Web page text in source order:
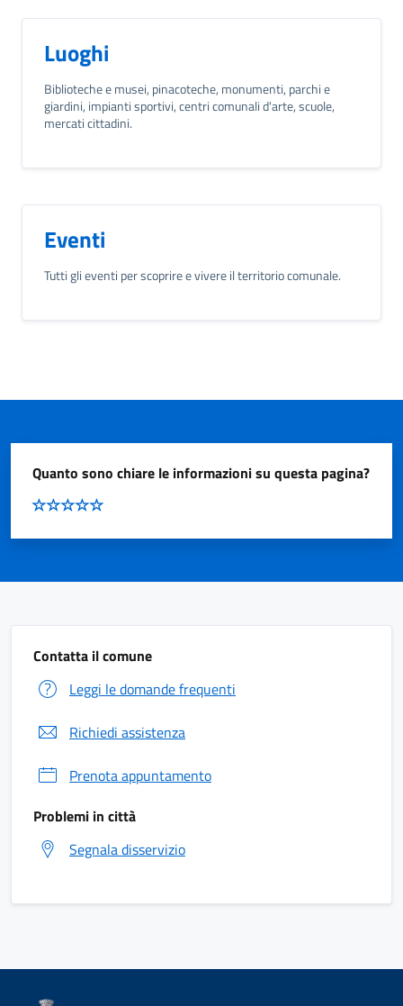
Luoghi
Biblioteche e musei, pinacoteche, monumenti, parchi e
giardini, impianti sportivi, centri comunali d'arte, scuole,
mercati cittadini.
Eventi
Tutti gli eventi per scoprire e vivere il territorio comunale.
Quanto sono chiare le informazioni su questa pagina?
Contatta il comune
Leggi le domande frequenti
Richiedi assistenza
Prenota appuntamento
Problemi in città
Segnala disservizio